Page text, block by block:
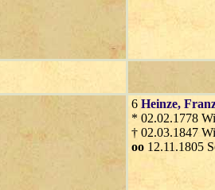
6 Heinze,
* 02.02.1778
† 02.03.1847
oo 12.11.1805